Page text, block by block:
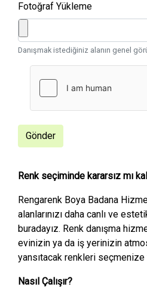
Fotoğraf Yükleme
Danışmak istediğiniz alanın genel
Gönder
Renk seçiminde kararsız mı
Rengarenk Boya Badana
alanlarınızı daha canlı ve
buradayız. Renk danışma
evinizin ya da iş yerinizin
yansıtacak renkleri seçmenize
Nasıl Çalışır?